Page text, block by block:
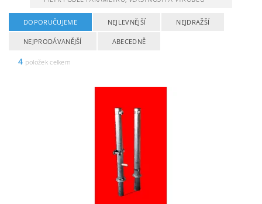
DOPORUČUJEME NEJLEVNĚJŠÍ NEJDRAŽŠÍ
NEJPRODÁVANĚJŠÍ ABECEDNĚ
4 položek celkem